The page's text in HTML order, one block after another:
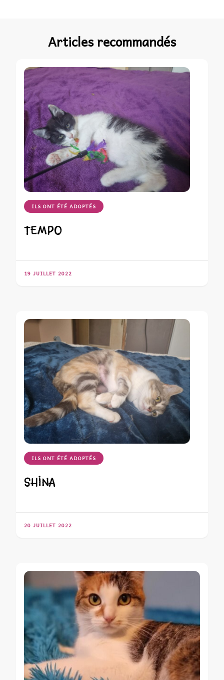
Articles recommandés
ILS ONT ÉTÉ ADOPTÉS
TEMPO
19 JUILLET 2022
ILS ONT ÉTÉ ADOPTÉS
SHINA
20 JUILLET 2022